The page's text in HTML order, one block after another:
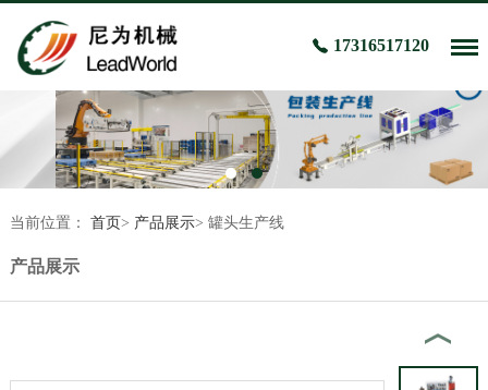
17316517120
当前位置： 首页> 产品展示> 罐头生产线
产品展示